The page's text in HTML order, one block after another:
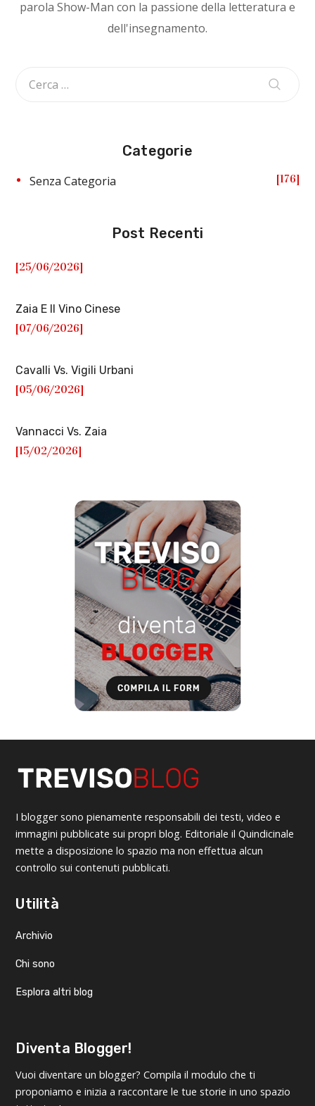
parola Show-Man con la passione della letteratura e
dell'insegnamento.
Categorie
Senza Categoria 176
Post Recenti
[25/06/2026]
Zaia E Il Vino Cinese
[07/06/2026]
Cavalli Vs. Vigili Urbani
[05/06/2026]
Vannacci Vs. Zaia
[15/02/2026]
I blogger sono pienamente responsabili dei testi, video e
immagini pubblicate sui propri blog. Editoriale il Quindicinale
mette a disposizione lo spazio ma non effettua alcun
controllo sui contenuti pubblicati.
Utilità
Archivio
Chi sono
Esplora altri blog
Diventa Blogger!
Vuoi diventare un blogger? Compila il modulo che ti
proponiamo e inizia a raccontare le tue storie in uno spazio